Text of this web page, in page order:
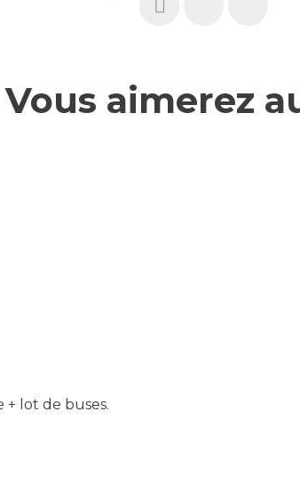
Vous aimerez
+ lot de buses.